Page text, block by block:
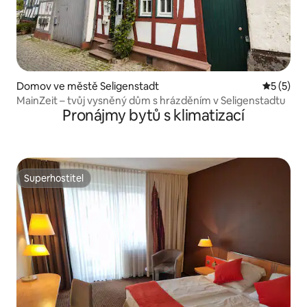
Domov ve městě Seligenstadt
5 (5)
MainZeit – tvůj vysněný dům s hrázděním v Seligenstadtu
Pronájmy bytů s klimatizací
Superhostitel
Superhostitel